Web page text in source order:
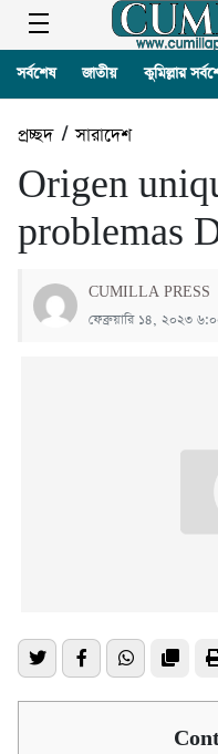
সর্বশেষ জাতীয় কুমিল্লার
প্রচ্ছদ/সারাদেশ
Origen
problemas
CUMILLA PRESS
ফেব্রুয়ারি ১৪, ২০২৩